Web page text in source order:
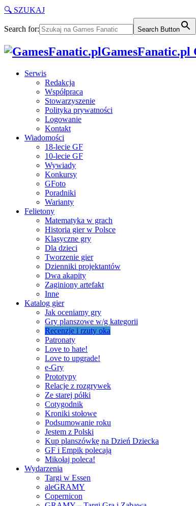
🔍 SZUKAJ
Search for: Search Button
GamesFanatic.pl
Serwis
Redakcja
Współpraca
Stowarzyszenie
Polityka prywatności
Logowanie
Kontakt
Wiadomości
18-lecie GF
10-lecie GF
Wywiady
Konkursy
GFoto
Poradniki
Warianty
Felietony
Matematyka w grach
Historia gier w Polsce
Klasyczne gry
Dla dzieci
Tworzenie gier
Dzienniki projektantów
Dwa akapity
Zaginiony artefakt
Inne
Katalog gier
Jak oceniamy gry
Gry planszowe w/g kategorii
Recenzje i rzuty oka
Patronaty
Love to hate!
Love to upgrade!
e-Gry
Prototypy
Relacje z rozgrywek
Ze starej półki
Cotygodnik
Kroniki stołowe
Podsumowanie roku
Jestem z Polski
Kup planszówkę na Dzień Dziecka
GF i Empik polecają
Mikołaj poleca!
Wydarzenia
Targi w Essen
aleGRAMY
Copernicon